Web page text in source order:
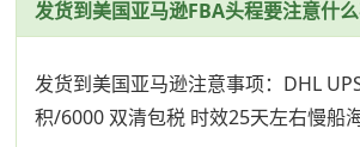
发货到美国亚马逊FBA头程要注意什
发货到美国亚马逊注意事项：DHL
积/6000 双清包税 时效25天左右慢船